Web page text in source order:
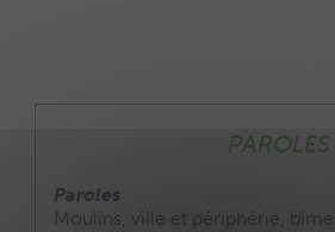
PAROLES
Paroles
Moulins, ville et périphérie,